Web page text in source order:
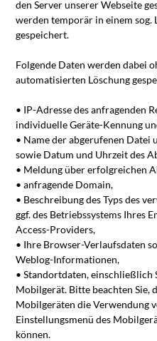
den Server unserer Webseite
werden temporär in einem
gespeichert.
Folgende Daten werden dabei
automatisierten Löschung
• IP-Adresse des anfragenden
individuelle Geräte-Kennung
• Name der abgerufenen Datei
sowie Datum und Uhrzeit des
• Meldung über erfolgreichen
• anfragende Domain,
• Beschreibung des Typs des
ggf. des Betriebssystems Ihres
Access-Providers,
• Ihre Browser-Verlaufsdaten
Weblog-Informationen,
• Standortdaten, einschließlich
Mobilgerät. Bitte beachten Sie,
Mobilgeräten die Verwendung
Einstellungsmenü des
können.